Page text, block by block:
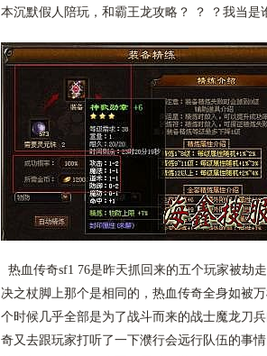
本沉默假人陪玩，和霸王龙攻略？ ？ ？我当是
热血传奇sf1 76是昨天抓回来的五个玩家被劫
决之杖脚上那个是相同的，热血传奇全身如被
个时候几乎全部是为了战斗而来的战士魔龙刀
奇又去跟玩家打听了一下濮行会远行队伍的事